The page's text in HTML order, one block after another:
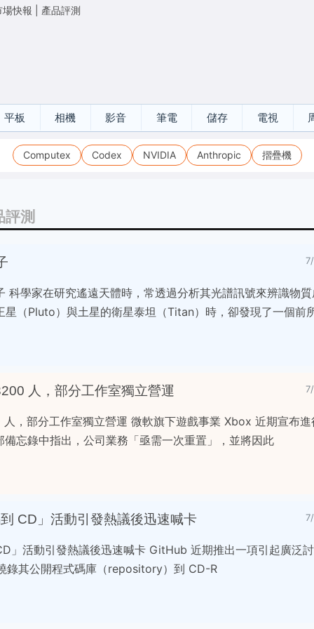
場快報 產品評測
平板 相機 影音 筆電 儲存 電視
Computex Codex NVIDIA Anthropic 摺疊機
評測
科學家在研究遙遠天體時，常透過分析其光譜訊號來辨識物
星（Pluto）與土星的衛星泰坦（Titan）時，卻發現了一個前
人，部分工作室獨立營運
，部分工作室獨立營運 微軟旗下遊戲事業 Xbox 近期宣布進
忘錄中指出，公司業務「亟需一次重置」，並將因此
CD」活動引發熱議後迅速喊卡
」活動引發熱議後迅速喊卡 GitHub 近期推出一項引起廣泛
錄其公開程式碼庫（repository）到 CD-R